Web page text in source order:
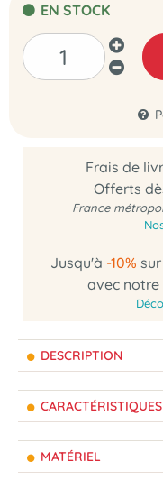
EN STOCK
Frais de
Offerts
France
Jusqu'à -10%
avec
DESCRIPTION
CARACTÉRISTIQUES
MATÉRIEL